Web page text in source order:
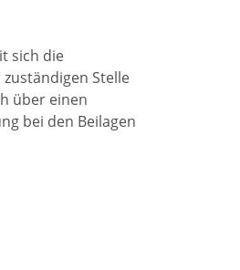
sich die
Stelle
über einen
bei den Beilagen